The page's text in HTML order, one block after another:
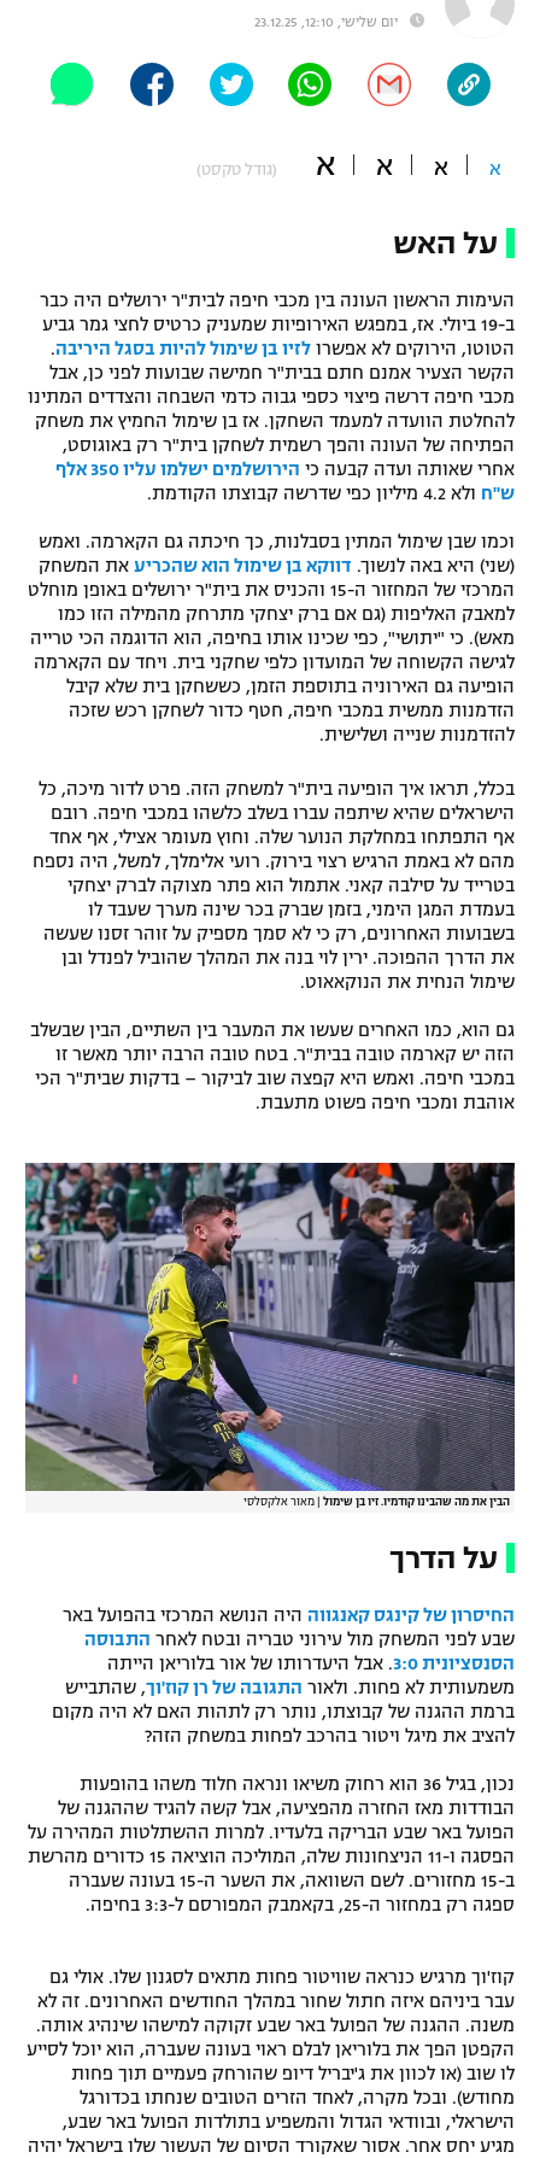
"מחצית בשכונה" – פודקאסט
משתתפים וזוכים בפרסים
תקנון משתתפים וזוכים בפרסים
תקנון עבור פעילות אלקטרה
תקנון עבור פעילות ספורט 1 – "מרלן"
תנאי שימוש
מדיניות פרטיות
רשיון להקרנה פומבית לבית עסק
הצטרפות לחבילת הערוצים
לוח דרושים – ג'ובנט
תגיות
המגזין
ספורט מוטורי
כדורמים
ספורט אתגרי ואקסטרים
אומנויות לחימה
גיימינג E-Sports
יום שלישי, 12:10, 23.12.25
א א א א (גודל טקסט)
על האש
העימות הראשון העונה בין מכבי חיפה לבית"ר ירושלים היה כבר
ב-19 ביולי. אז, במפגש האירופיות שמעניק כרטיס לחצי גמר גביע
הטוטו, הירוקים לא אפשרו לזיו בן שימול להיות בסגל היריבה.
הקשר הצעיר אמנם חתם בבית"ר חמישה שבועות לפני כן, אבל
מכבי חיפה דרשה פיצוי כספי גבוה כדמי השבחה והצדדים המתינו
להחלטת הוועדה למעמד השחקן. אז בן שימול החמיץ את משחק
הפתיחה של העונה והפך רשמית לשחקן בית"ר רק באוגוסט,
אחרי שאותה ועדה קבעה כי
הירושלמים ישלמו עליו 350 אלף
ש"ח ולא 4.2 מיליון כפי שדרשה קבוצתו הקודמת.
וכמו שבן שימול המתין בסבלנות, כך חיכתה גם הקארמה. ואמש
(שני) היא באה לנשוך. דווקא בן שימול הוא שהכריע את המשחק
המרכזי של המחזור ה-15 והכניס את בית"ר ירושלים באופן מוחלט
למאבק האליפות (גם אם ברק יצחקי מתרחק מהמילה הזו כמו
מאש). כי "יתושי", כפי שכינו אותו בחיפה, הוא הדוגמה הכי טרייה
לגישה הקשוחה של המועדון כלפי שחקני בית. ויחד עם הקארמה
הופיעה גם האירוניה בתוספת הזמן, כששחקן בית שלא קיבל
הזדמנות ממשית במכבי חיפה, חטף כדור לשחקן רכש שזכה
להזדמנות שנייה ושלישית.
בכלל, תראו איך הופיעה בית"ר למשחק הזה. פרט לדור מיכה, כל
הישראלים שהיא שיתפה עברו בשלב כלשהו במכבי חיפה. רובם
אף התפתחו במחלקת הנוער שלה. וחוץ מעומר אצילי, אף אחד
מהם לא באמת הרגיש רצוי בירוק. רועי אלימלך, למשל, היה נספח
בטרייד על סילבה קאני. אתמול הוא פתר מצוקה לברק יצחקי
בעמדת המגן הימני, בזמן שברק בכר שינה מערך שעבד לו
בשבועות האחרונים, רק כי לא סמך מספיק על זוהר זסנו שעשה
את הדרך ההפוכה. ירין לוי בנה את המהלך שהוביל לפנדל ובן
שימול הנחית את הנוקאאוט.
גם הוא, כמו האחרים שעשו את המעבר בין השתיים, הבין שבשלב
הזה יש קארמה טובה בבית"ר. בטח טובה הרבה יותר מאשר זו
במכבי חיפה. ואמש היא קפצה שוב לביקור – בדקות שבית"ר הכי
אוהבת ומכבי חיפה פשוט מתעבת.
הבין את מה שהבינו קודמיו. זיו בן שימול מאור אלקסלסי
על הדרך
החיסרון של קינגס קאנגווה היה הנושא המרכזי בהפועל באר
שבע לפני המשחק מול עירוני טבריה ובטח לאחר התבוסה
הסנסציונית 3:0
. אבל היעדרותו של אור בלוריאן הייתה
משמעותית לא פחות. ולאור התגובה של רן קוז'וך, שהתבייש
ברמת ההגנה של קבוצתו, נותר רק לתהות האם לא היה מקום
להציב את מיגל ויטור בהרכב לפחות במשחק הזה?
נכון, בגיל 36 הוא רחוק משיאו ונראה חלוד משהו בהופעות
הבודדות מאז החזרה מהפציעה, אבל קשה להגיד שההגנה של
הפועל באר שבע הבריקה בלעדיו. למרות ההשתלטות המהירה על
הפסגה ו-11 הניצחונות שלה, המוליכה הוציאה 15 כדורים מהרשת
ב-15 מחזורים. לשם השוואה, את השער ה-15 בעונה שעברה
ספגה רק במחזור ה-25, בקאמבק המפורסם ל-3:3 בחיפה.
קוז'וך מרגיש כנראה שוויטור פחות מתאים לסגנון שלו. אולי גם
עבר ביניהם איזה חתול שחור במהלך החודשים האחרונים. זה לא
משנה. ההגנה של הפועל באר שבע זקוקה למישהו שינהיג אותה.
הקפטן הפך את בלוריאן לבלם ראוי בעונה שעברה, הוא יוכל לסייע
לו שוב (או לכוון את ג'יבריל דיופ שהורחק פעמיים תוך פחות
מחודש). ובכל מקרה, לאחד הזרים הטובים שנחתו בכדורגל
הישראלי, ובוודאי הגדול והמשפיע בתולדות הפועל באר שבע,
מגיע יחס אחר. אסור שאקורד הסיום של העשור שלו בישראל יהיה